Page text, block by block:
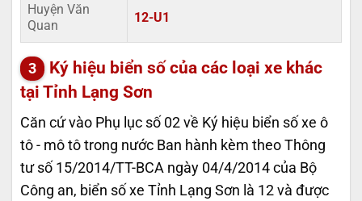
Huyện Văn
Quan
12-U1
Ký hiệu biển số của các loại xe khác
tại Tỉnh Lạng Sơn
Căn cứ vào Phụ lục số 02 về Ký hiệu biển số xe ô
tô - mô tô trong nước Ban hành kèm theo Thông
tư số 15/2014/TT-BCA ngày 04/4/2014 của Bộ
Công an, biển số xe Tỉnh Lạng Sơn là 12 và được